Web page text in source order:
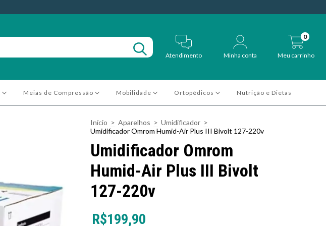
Atendimento Minha conta Meu carrinho
0
Meias de Compressão Mobilidade Ortopédicos Nutrição e Dietas
Início > Aparelhos > Umidificador >
Umidificador Omrom Humid-Air Plus III Bivolt 127-220v
Umidificador Omrom
Humid-Air Plus III Bivolt
127-220v
R$199,90